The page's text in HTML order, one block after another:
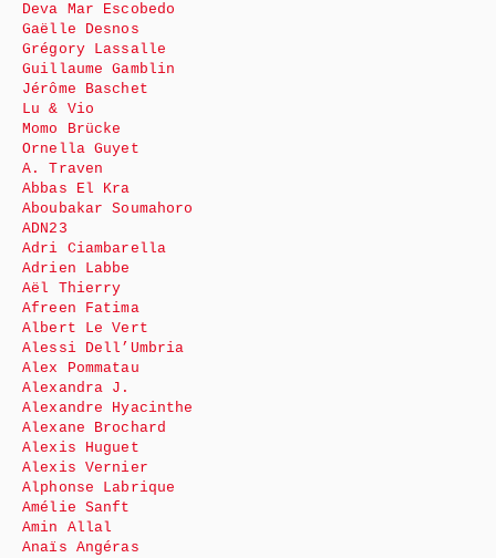
Deva Mar Escobedo
Gaëlle Desnos
Grégory Lassalle
Guillaume Gamblin
Jérôme Baschet
Lu & Vio
Momo Brücke
Ornella Guyet
A. Traven
Abbas El Kra
Aboubakar Soumahoro
ADN23
Adri Ciambarella
Adrien Labbe
Aël Thierry
Afreen Fatima
Albert Le Vert
Alessi Dell’Umbria
Alex Pommatau
Alexandra J.
Alexandre Hyacinthe
Alexane Brochard
Alexis Huguet
Alexis Vernier
Alphonse Labrique
Amélie Sanft
Amin Allal
Anaïs Angéras